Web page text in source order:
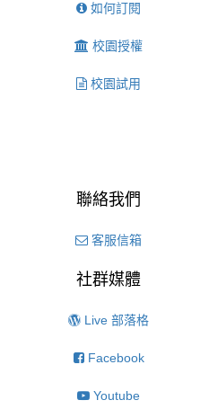
如何訂閱
校園授權
校園試用
聯絡我們
客服信箱
社群媒體
Live 部落格
Facebook
Youtube